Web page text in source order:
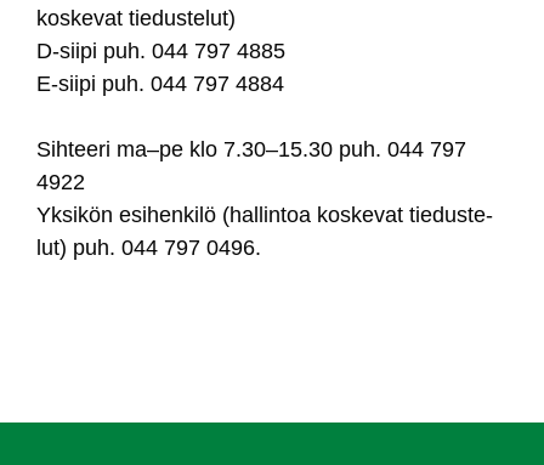
kos­ke­vat tie­dus­te­lut)
D-sii­pi puh. 044 797 4885
E-sii­pi puh. 044 797 4884
Sih­tee­ri ma–pe klo 7.30–15.30 puh. 044 797
4922
Yk­si­kön esi­hen­ki­lö (hal­lin­toa kos­ke­vat tie­dus­te­
lut) puh. 044 797 0496.